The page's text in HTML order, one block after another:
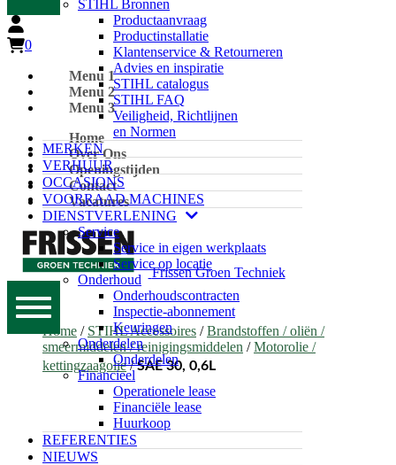
STIHL Bronnen
Productaanvraag
Productinstallatie
Klantenservice & Retourneren
Advies en inspiratie
STIHL catalogus
STIHL FAQ
Veiligheid, Richtlijnen
en Normen
MERKEN
VERHUUR
OCCASIONS
VOORRAAD MACHINES
DIENSTVERLENING
Service
Service in eigen werkplaats
Service op locatie
Onderhoud
Onderhoudscontracten
Inspectie-abonnement
Keuringen
Onderdelen
Onderdelen
Financieel
Operationele lease
Financiële lease
Huurkoop
REFERENTIES
NIEUWS
0
Menu 1
Menu 2
Menu 3
Home
Over Ons
Openingstijden
Contact
Vacatures
Frissen Groen Techniek
Home / STIHL Accessoires /Brandstoffen / oliën /
smeermiddelen / reinigingsmiddelen /Motorolie /
kettingzaagolie/SAE 30, 0,6L